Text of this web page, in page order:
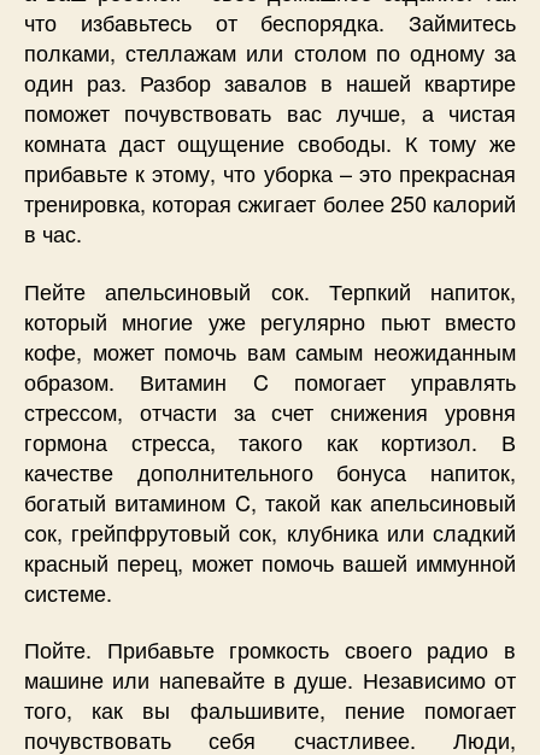
что избавьтесь от беспорядка. Займитесь
полками, стеллажам или столом по одному за
один раз. Разбор завалов в нашей квартире
поможет почувствовать вас лучше, а чистая
комната даст ощущение свободы. К тому же
прибавьте к этому, что уборка – это прекрасная
тренировка, которая сжигает более 250 калорий
в час.
Пейте апельсиновый сок. Терпкий напиток,
который многие уже регулярно пьют вместо
кофе, может помочь вам самым неожиданным
образом. Витамин C помогает управлять
стрессом, отчасти за счет снижения уровня
гормона стресса, такого как кортизол. В
качестве дополнительного бонуса напиток,
богатый витамином C, такой как апельсиновый
сок, грейпфрутовый сок, клубника или сладкий
красный перец, может помочь вашей иммунной
системе.
Пойте. Прибавьте громкость своего радио в
машине или напевайте в душе. Независимо от
того, как вы фальшивите, пение помогает
почувствовать себя счастливее. Люди,